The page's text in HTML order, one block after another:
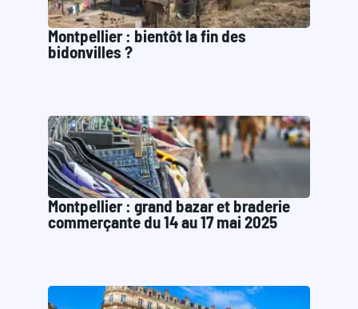
Montpellier : bientôt la fin des
bidonvilles ?
Montpellier : grand bazar et braderie
commerçante du 14 au 17 mai 2025